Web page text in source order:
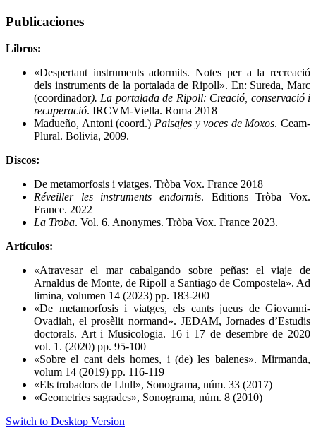
Publicaciones
Libros:
«Despertant instruments adormits. Notes per a la recreació
dels instruments de la portalada de Ripoll». En: Sureda, Marc
(coordinador). La portalada de Ripoll: Creació, conservació i
recuperació. IRCVM-Viella. Roma 2018
Madueño, Antoni (coord.) Paisajes y voces de Moxos. Ceam-
Plural. Bolivia, 2009.
Discos:
De metamorfosis i viatges. Tròba Vox. France 2018
Réveiller les instruments endormis. Editions Tròba Vox.
France. 2022
La Troba. Vol. 6. Anonymes. Tròba Vox. France 2023.
Artículos:
«Atravesar el mar cabalgando sobre peñas: el viaje de
Arnaldus de Monte, de Ripoll a Santiago de Compostela». Ad
limina, volumen 14 (2023) pp. 183-200
«De metamorfosis i viatges, els cants jueus de Giovanni-
Ovadiah, el prosèlit normand». JEDAM, Jornades d’Estudis
doctorals. Art i Musicologia. 16 i 17 de desembre de 2020
vol. 1. (2020) pp. 95-100
«Sobre el cant dels homes, i (de) les balenes». Mirmanda,
volum 14 (2019) pp. 116-119
«Els trobadors de Llull», Sonograma, núm. 33 (2017)
«Geometries sagrades», Sonograma, núm. 8 (2010)
Switch to Desktop Version